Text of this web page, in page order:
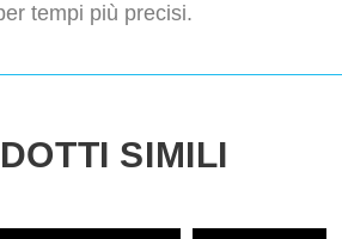
tempi più precisi.
SIMILI